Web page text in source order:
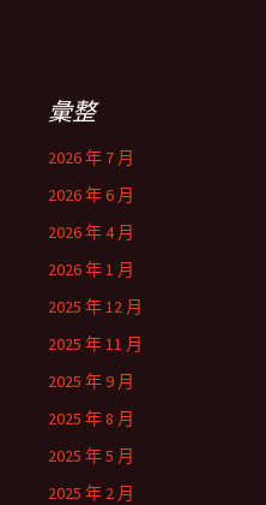
彙整
2026 年 7 月
2026 年 6 月
2026 年 4 月
2026 年 1 月
2025 年 12 月
2025 年 11 月
2025 年 9 月
2025 年 8 月
2025 年 5 月
2025 年 2 月